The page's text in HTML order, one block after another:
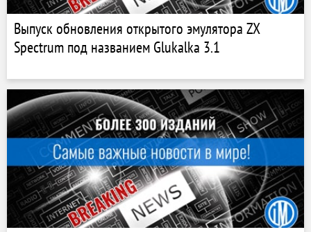
Выпуск обновления открытого эмулятора ZX
Spectrum под названием Glukalka 3.1